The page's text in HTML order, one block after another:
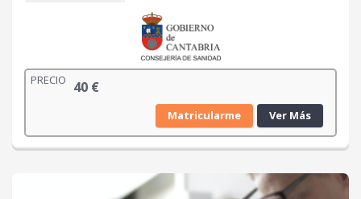
PRECIO 40 €
Matricularme Ver Más